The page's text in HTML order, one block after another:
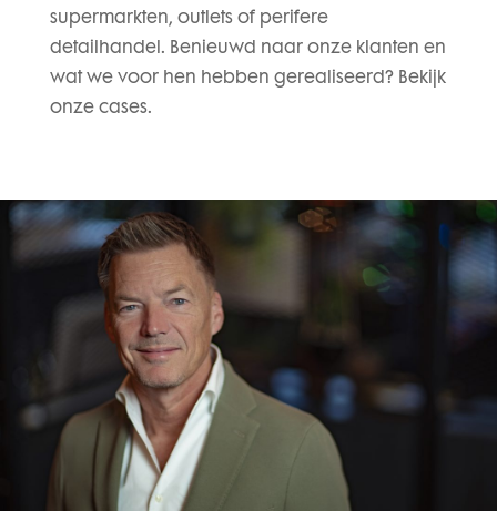
supermarkten, outlets of perifere
detailhandel. Benieuwd naar onze klanten en
wat we voor hen hebben gerealiseerd? Bekijk
onze cases.